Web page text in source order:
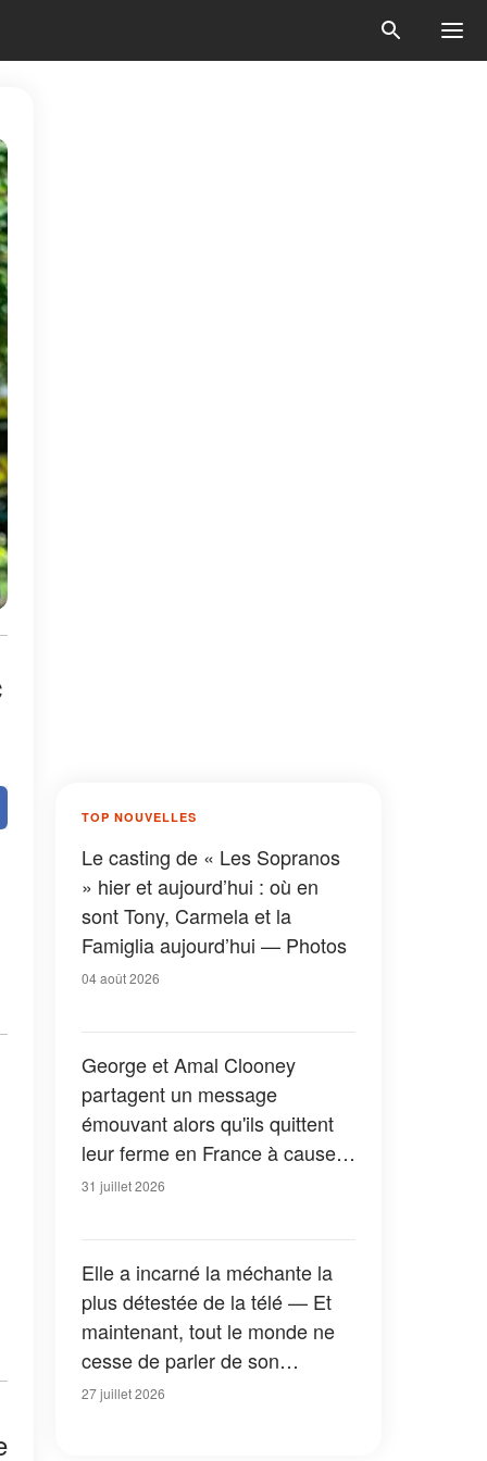
TOP NOUVELLES
Le casting de « Les Sopranos
» hier et aujourd’hui : où en
sont Tony, Carmela et la
Famiglia aujourd’hui — Photos
04 août 2026
George et Amal Clooney
partagent un message
émouvant alors qu'ils quittent
leur ferme en France à cause
des feux de forêt — Tous les
31 juillet 2026
Elle a incarné la méchante la
plus détestée de la télé — Et
maintenant, tout le monde ne
cesse de parler de son
apparition dans la nouvelle
27 juillet 2026